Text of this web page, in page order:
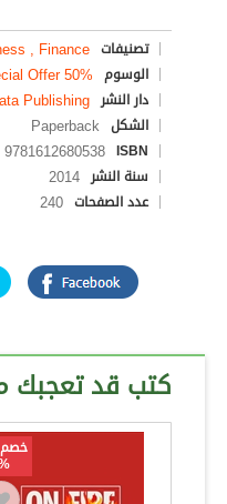
تصنيفات , Finance
الوسوم Offer 50%
دار النشر Publishing
الشكل Paperback
ISBN
9781612680538
سنة النشر 2014
عدد الصفحات 240
كتب قد تعجبك